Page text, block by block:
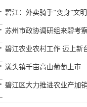
碧江：外卖骑手“变身”文
苏州市政协调研组来碧考
碧江农业农村工作 迈上新
漾头镇千亩高山葡萄上市
碧江区大力推进农业产加